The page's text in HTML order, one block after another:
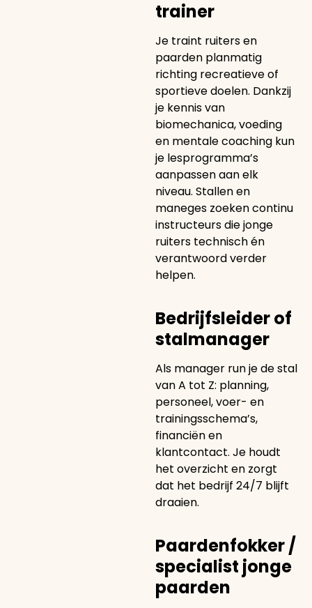
trainer
Je traint ruiters en
paarden planmatig
richting recreatieve of
sportieve doelen. Dankzij
je kennis van
biomechanica, voeding
en mentale coaching kun
je lesprogramma’s
aanpassen aan elk
niveau. Stallen en
maneges zoeken continu
instructeurs die jonge
ruiters technisch én
verantwoord verder
helpen.
Bedrijfsleider of
stalmanager
Als manager run je de stal
van A tot Z: planning,
personeel, voer- en
trainingsschema’s,
financiën en
klantcontact. Je houdt
het overzicht en zorgt
dat het bedrijf 24/7 blijft
draaien.
Paardenfokker /
specialist jonge
paarden